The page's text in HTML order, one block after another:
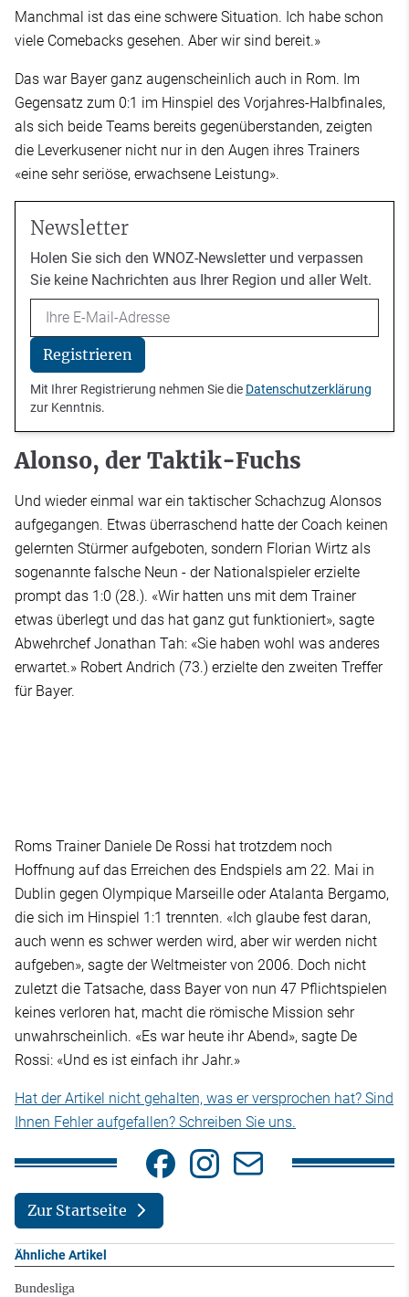
Manchmal ist das eine schwere Situation. Ich habe schon
viele Comebacks gesehen. Aber wir sind bereit.»
Das war Bayer ganz augenscheinlich auch in Rom. Im
Gegensatz zum 0:1 im Hinspiel des Vorjahres-Halbfinales,
als sich beide Teams bereits gegenüberstanden, zeigten
die Leverkusener nicht nur in den Augen ihres Trainers
«eine sehr seriöse, erwachsene Leistung».
Newsletter
Holen Sie sich den WNOZ-Newsletter und verpassen
Sie keine Nachrichten aus Ihrer Region und aller Welt.
Email
Registrieren
Mit Ihrer Registrierung nehmen Sie die Datenschutzerklärung
zur Kenntnis.
Alonso, der Taktik-Fuchs
Und wieder einmal war ein taktischer Schachzug Alonsos
aufgegangen. Etwas überraschend hatte der Coach keinen
gelernten Stürmer aufgeboten, sondern Florian Wirtz als
sogenannte falsche Neun - der Nationalspieler erzielte
prompt das 1:0 (28.). «Wir hatten uns mit dem Trainer
etwas überlegt und das hat ganz gut funktioniert», sagte
Abwehrchef Jonathan Tah: «Sie haben wohl was anderes
erwartet.» Robert Andrich (73.) erzielte den zweiten Treffer
für Bayer.
Roms Trainer Daniele De Rossi hat trotzdem noch
Hoffnung auf das Erreichen des Endspiels am 22. Mai in
Dublin gegen Olympique Marseille oder Atalanta Bergamo,
die sich im Hinspiel 1:1 trennten. «Ich glaube fest daran,
auch wenn es schwer werden wird, aber wir werden nicht
aufgeben», sagte der Weltmeister von 2006. Doch nicht
zuletzt die Tatsache, dass Bayer von nun 47 Pflichtspielen
keines verloren hat, macht die römische Mission sehr
unwahrscheinlich. «Es war heute ihr Abend», sagte De
Rossi: «Und es ist einfach ihr Jahr.»
Hat der Artikel nicht gehalten, was er versprochen hat? Sind
Ihnen Fehler aufgefallen? Schreiben Sie uns.
Zur Startseite
Ähnliche Artikel
Bundesliga